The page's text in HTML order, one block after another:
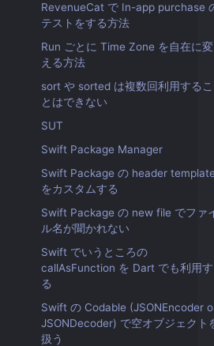
RevenueCat で In-app purchase
テストをする方法
Run ごとに Time Zone を自在に変
える方法
sort や sorted は複数回利用するこ
とはできない
SUT
Swift Package Manager
Swift Package の header template
をカスタムする
Swift Package の new file でファ
ル名が聞かれない
Swift でいうところの
callAsFunction を Dart でも利用す
る
Swift の Codable (JSONEncoder
JSONDecoder) で空オブジェクト
扱う